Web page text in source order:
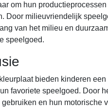
om hun
Door milieuvriendelijk
van het milieu en
speelgoed.
bieden kinderen
favoriete speelgoed. Door
en hun motorische